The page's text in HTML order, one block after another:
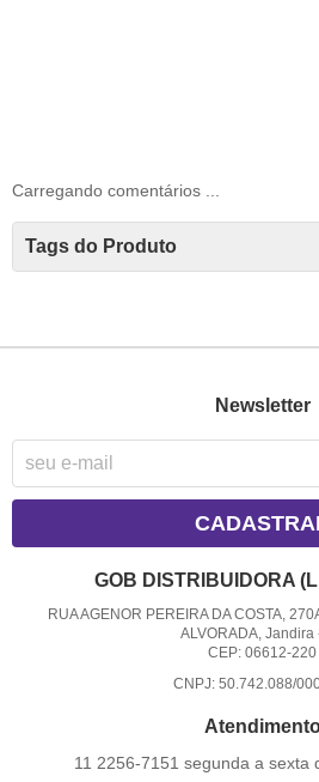
Carregando comentários ...
Tags do Produto
Newsletter
GOB DISTRIBUIDORA
RUA AGENOR PEREIRA DA COSTA,
ALVORADA, Jandira
CEP: 06612-220
CNPJ: 50.742.088/
11 2256-7151 segunda a sexta